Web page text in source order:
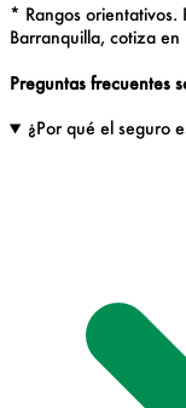
* Rangos
Barranquilla, cotiza en
Preguntas frecuentes
¿Por qué el seguro